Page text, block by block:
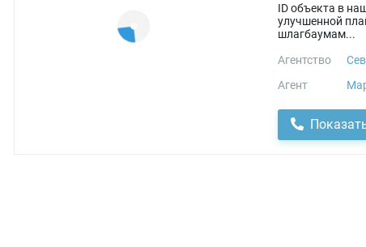
ID объекта в
улучшенной
шлагбаумам...
Агентство
Агент